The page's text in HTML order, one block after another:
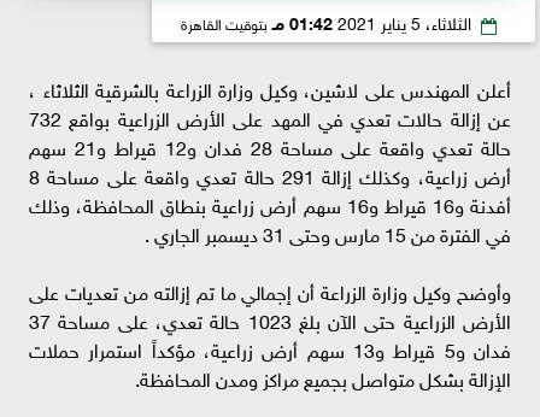
الثلاثاء، 5 يناير 2021 01:42 مـ بتوقيت القاهرة
أعلن المهندس على لاشين، وكيل وزارة الزراعة بالشرقية الثلاثاء ،
عن إزالة حالات تعدي في المهد على الأرض الزراعية بواقع 732
حالة تعدي واقعة على مساحة 28 فدان و12 قيراط و21 سهم
أرض زراعية، وكذلك إزالة 291 حالة تعدي واقعة على مساحة 8
أفدنة و16 قيراط و16 سهم أرض زراعية بنطاق المحافظة، وذلك
في الفترة من 15 مارس وحتى 31 ديسمبر الجاري .
وأوضح وكيل وزارة الزراعة أن إجمالي ما تم إزالته من تعديات على
الأرض الزراعية حتى الآن بلغ 1023 حالة تعدي، على مساحة 37
فدان و5 قيراط و13 سهم أرض زراعية، مؤكداً استمرار حملات
الإزالة بشكل متواصل بجميع مراكز ومدن المحافظة.